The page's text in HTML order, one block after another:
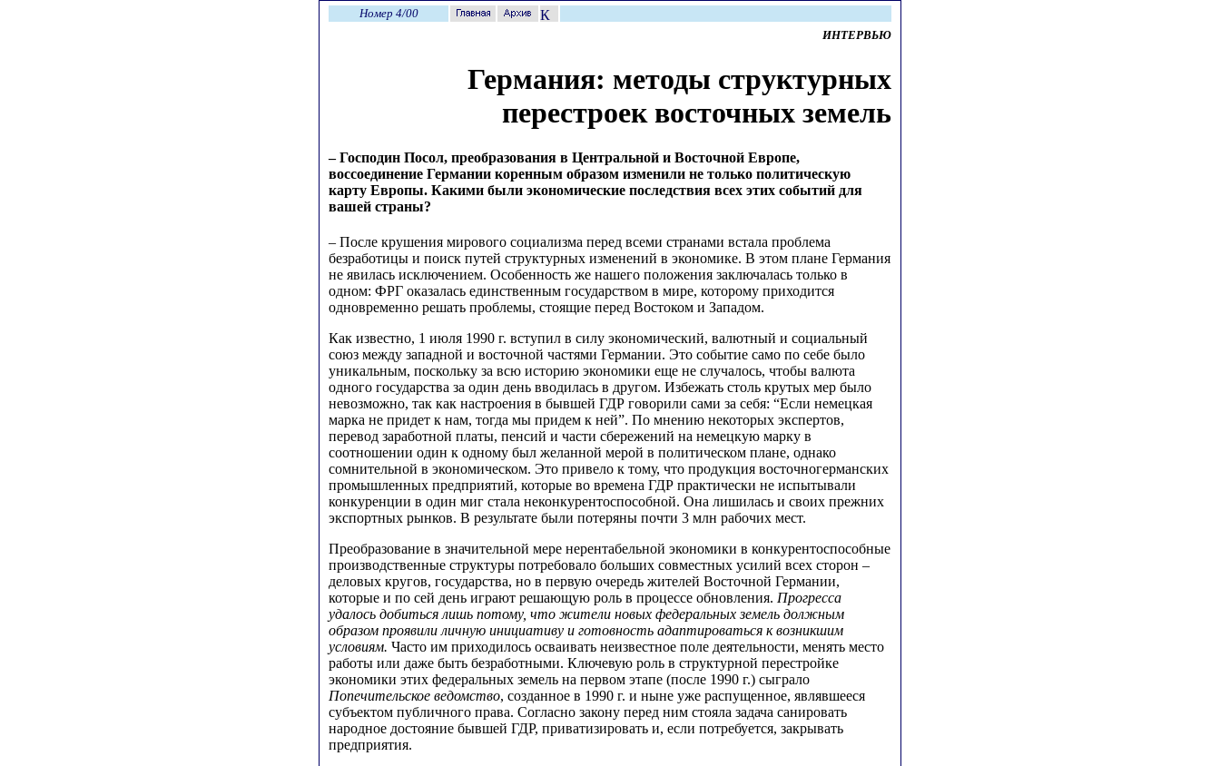
Номер 4/00
ИНТЕРВЬЮ
Германия: методы структурных
перестроек восточных земель
– Господин Посол, преобразования в Центральной и Восточной Европе,
воссоединение Германии коренным образом изменили не только политическую
карту Европы. Какими были экономические последствия всех этих событий для
вашей страны?
– После крушения мирового социализма перед всеми странами встала проблема
безработицы и поиск путей структурных изменений в экономике. В этом плане Германия
не явилась исключением. Особенность же нашего положения заключалась только в
одном: ФРГ оказалась единственным государством в мире, которому приходится
одновременно решать проблемы, стоящие перед Востоком и Западом.
Как известно, 1 июля 1990 г. вступил в силу экономический, валютный и социальный
союз между западной и восточной частями Германии. Это событие само по себе было
уникальным, поскольку за всю историю экономики еще не случалось, чтобы валюта
одного государства за один день вводилась в другом. Избежать столь крутых мер было
невозможно, так как настроения в бывшей ГДР говорили сами за себя: “Если немецкая
марка не придет к нам, тогда мы придем к ней”. По мнению некоторых экспертов,
перевод заработной платы, пенсий и части сбережений на немецкую марку в
соотношении один к одному был желанной мерой в политическом плане, однако
сомнительной в экономическом. Это привело к тому, что продукция восточногерманских
промышленных предприятий, которые во времена ГДР практически не испытывали
конкуренции в один миг стала неконкурентоспособной. Она лишилась и своих прежних
экспортных рынков. В результате были потеряны почти 3 млн рабочих мест.
Преобразование в значительной мере нерентабельной экономики в конкурентоспособные
производственные структуры потребовало больших совместных усилий всех сторон –
деловых кругов, государства, но в первую очередь жителей Восточной Германии,
которые и по сей день играют решающую роль в процессе обновления. Прогресса
удалось добиться лишь потому, что жители новых федеральных земель должным
образом проявили личную инициативу и готовность адаптироваться к возникшим
условиям. Часто им приходилось осваивать неизвестное поле деятельности, менять место
работы или даже быть безработными. Ключевую роль в структурной перестройке
экономики этих федеральных земель на первом этапе (после 1990 г.) сыграло
Попечительское ведомство, созданное в 1990 г. и ныне уже распущенное, являвшееся
субъектом публичного права. Согласно закону перед ним стояла задача санировать
народное достояние бывшей ГДР, приватизировать и, если потребуется, закрывать
предприятия.